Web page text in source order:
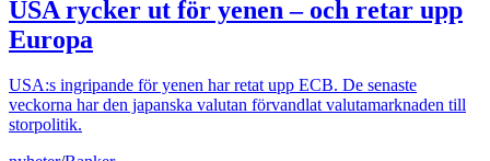
USA rycker ut för yenen – och retar upp
Europa
USA:s ingripande för yenen har retat upp ECB. De senaste
veckorna har den japanska valutan förvandlat valutamarknaden till
storpolitik.